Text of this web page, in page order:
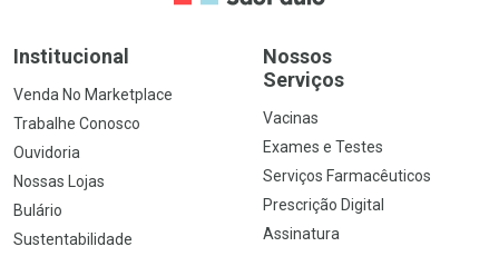
Institucional
Venda No Marketplace
Trabalhe Conosco
Ouvidoria
Nossas Lojas
Bulário
Sustentabilidade
Nossos
Serviços
Vacinas
Exames e Testes
Serviços Farmacêuticos
Prescrição Digital
Assinatura